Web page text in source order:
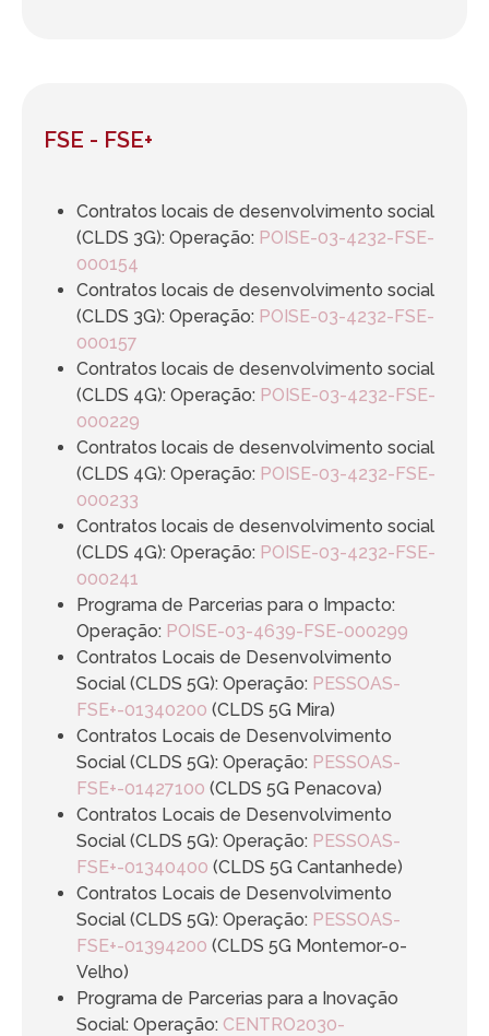
FSE - FSE+
Contratos locais de desenvolvimento social
(CLDS 3G): Operação: POISE-03-4232-FSE-
000154
Contratos locais de desenvolvimento social
(CLDS 3G): Operação: POISE-03-4232-FSE-
000157
Contratos locais de desenvolvimento social
(CLDS 4G): Operação: POISE-03-4232-FSE-
000229
Contratos locais de desenvolvimento social
(CLDS 4G): Operação: POISE-03-4232-FSE-
000233
Contratos locais de desenvolvimento social
(CLDS 4G): Operação: POISE-03-4232-FSE-
000241
Programa de Parcerias para o Impacto:
Operação: POISE-03-4639-FSE-000299
Contratos Locais de Desenvolvimento
Social (CLDS 5G): Operação: PESSOAS-
FSE+-01340200 (CLDS 5G Mira)
Contratos Locais de Desenvolvimento
Social (CLDS 5G): Operação: PESSOAS-
FSE+-01427100 (CLDS 5G Penacova)
Contratos Locais de Desenvolvimento
Social (CLDS 5G): Operação: PESSOAS-
FSE+-01340400 (CLDS 5G Cantanhede)
Contratos Locais de Desenvolvimento
Social (CLDS 5G): Operação: PESSOAS-
FSE+-01394200 (CLDS 5G Montemor-o-
Velho)
Programa de Parcerias para a Inovação
Social: Operação: CENTRO2030-